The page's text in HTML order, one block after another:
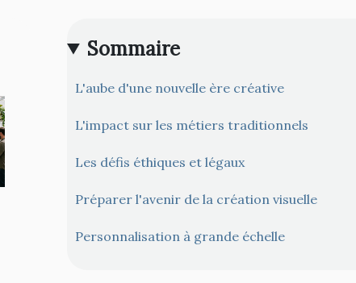
Sommaire
L'aube d'une nouvelle ère créative
L'impact sur les métiers traditionnels
Les défis éthiques et légaux
Préparer l'avenir de la création visuelle
Personnalisation à grande échelle